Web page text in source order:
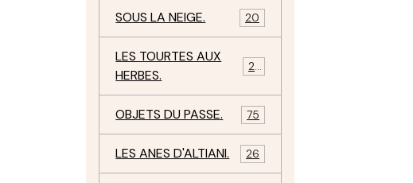
SOUS LA NEIGE. 20
LES TOURTES AUX
HERBES.
29
OBJETS DU PASSE. 75
LES ANES D'ALTIANI. 26